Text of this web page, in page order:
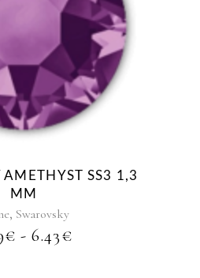
Questo
ha
più
varianti.
Le
opzioni
essere
scelte
pagina
del
AMETHYST SS3 1,3
MM
, Swarovsky
€ - 6.43€FASCIA